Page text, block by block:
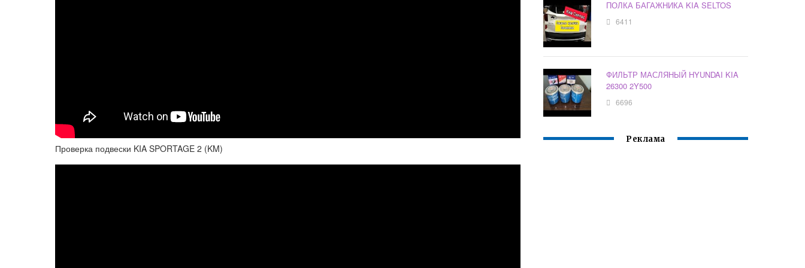
Проверка подвески KIA SPORTAGE 2 (KM)
ПОЛКА БАГАЖНИКА KIA SELTOS
6411
ФИЛЬТР МАСЛЯНЫЙ HYUNDAI KIA
26300 2Y500
6696
Реклама